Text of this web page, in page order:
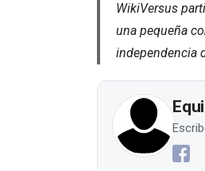
WikiVersus
una pequeña
independencia